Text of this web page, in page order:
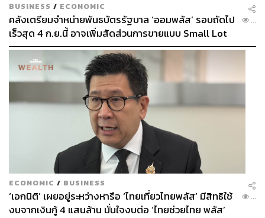
BUSINESS / ECONOMIC
คลังเตรียมจำหน่ายพันธบัตรรัฐบาล ‘ออมพลัส’ รอบถัดไป
เร็วสุด 4 ก.ย.นี้ อาจเพิ่มสัดส่วนการขายแบบ Small Lot
First มากขึ้น
...
ECONOMIC / BUSINESS
‘เอกนิติ’ เผยอยู่ระหว่างหารือ ‘ไทยเที่ยวไทยพลัส’ มีสิทธิใช้
งบจากเงินกู้ 4 แสนล้าน มั่นใจงบต่อ ‘ไทยช่วยไทย พลัส’
...